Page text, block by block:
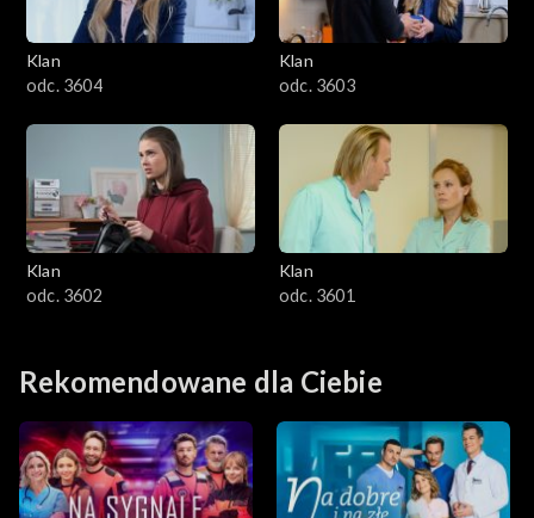
Klan
odc. 3604
Klan
odc. 3603
Klan
odc. 3602
Klan
odc. 3601
Rekomendowane dla Ciebie